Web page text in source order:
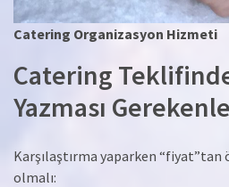
Catering Organizasyon Hizmeti
Catering
Yazması
Karşılaştırma yaparken “fiyat”tan
olmalı: